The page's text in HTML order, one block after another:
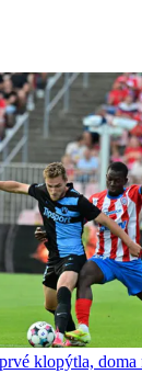
klopýtla, doma